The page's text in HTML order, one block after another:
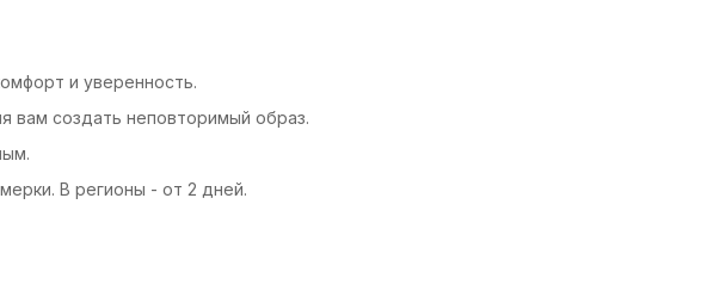
и уверенность.
вам создать неповторимый образ.
В регионы - от 2 дней.